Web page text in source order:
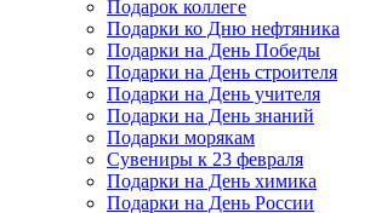
Подарок коллеге
Подарки ко Дню нефтяника
Подарки на День Победы
Подарки на День строителя
Подарки на День учителя
Подарки на День знаний
Подарки морякам
Сувениры к 23 февраля
Подарки на День химика
Подарки на День России